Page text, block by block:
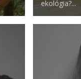
ekológia?...